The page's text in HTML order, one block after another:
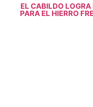
EL CABILDO
PARA EL HIERRO